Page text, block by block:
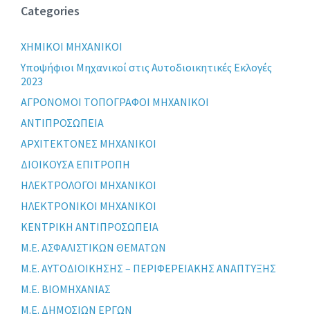
Categories
XHMIKOI MHXANIKOI
Yποψήφιοι Μηχανικοί στις Αυτοδιοικητικές Εκλογές
2023
ΑΓΡΟΝΟΜΟΙ ΤΟΠΟΓΡΑΦΟΙ ΜΗΧΑΝΙΚΟΙ
ΑΝΤΙΠΡΟΣΩΠΕΙΑ
ΑΡΧΙΤΕΚΤΟΝΕΣ ΜΗΧΑΝΙΚΟΙ
ΔΙΟΙΚΟΥΣΑ ΕΠΙΤΡΟΠΗ
ΗΛΕΚΤΡΟΛΟΓΟΙ ΜΗΧΑΝΙΚΟΙ
ΗΛΕΚΤΡΟΝΙΚΟΙ ΜΗΧΑΝΙΚΟΙ
ΚΕΝΤΡΙΚΗ ΑΝΤΙΠΡΟΣΩΠΕΙΑ
Μ.Ε. ΑΣΦΑΛΙΣΤΙΚΩΝ ΘΕΜΑΤΩΝ
Μ.Ε. ΑΥΤΟΔΙΟΙΚΗΣΗΣ – ΠΕΡΙΦΕΡΕΙΑΚΗΣ ΑΝΑΠΤΥΞΗΣ
Μ.Ε. ΒΙΟΜΗΧΑΝΙΑΣ
Μ.Ε. ΔΗΜΟΣΙΩΝ ΕΡΓΩΝ